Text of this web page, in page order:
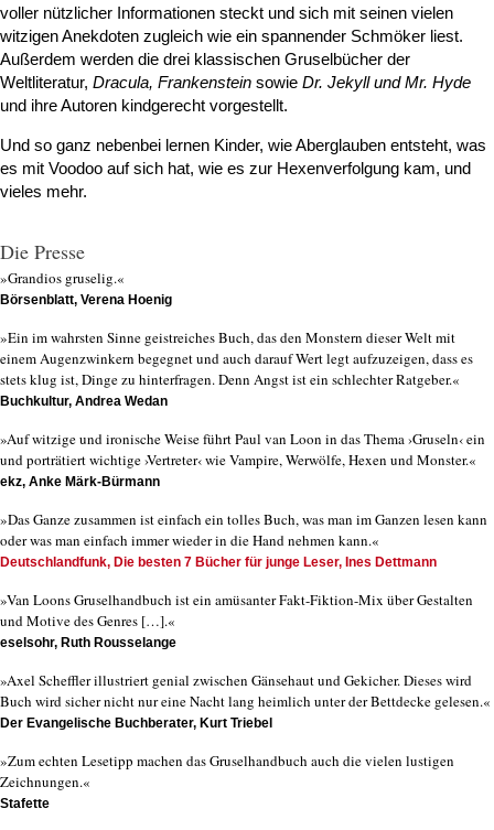
voller nützlicher Informationen steckt und sich mit seinen vielen
witzigen Anekdoten zugleich wie ein spannender Schmöker liest.
Außerdem werden die drei klassischen Gruselbücher der
Weltliteratur, Dracula, Frankenstein sowie Dr. Jekyll und Mr. Hyde
und ihre Autoren kindgerecht vorgestellt.
Und so ganz nebenbei lernen Kinder, wie Aberglauben entsteht, was
es mit Voodoo auf sich hat, wie es zur Hexenverfolgung kam, und
vieles mehr.
Die Presse
»Grandios gruselig.«
Börsenblatt, Verena Hoenig
»Ein im wahrsten Sinne geistreiches Buch, das den Monstern dieser Welt mit
einem Augenzwinkern begegnet und auch darauf Wert legt aufzuzeigen, dass es
stets klug ist, Dinge zu hinterfragen. Denn Angst ist ein schlechter Ratgeber.«
Buchkultur, Andrea Wedan
»Auf witzige und ironische Weise führt Paul van Loon in das Thema ›Gruseln‹ ein
und porträtiert wichtige ›Vertreter‹ wie Vampire, Werwölfe, Hexen und Monster.«
ekz, Anke Märk-Bürmann
»Das Ganze zusammen ist einfach ein tolles Buch, was man im Ganzen lesen kann
oder was man einfach immer wieder in die Hand nehmen kann.«
Deutschlandfunk, Die besten 7 Bücher für junge Leser, Ines Dettmann
»Van Loons Gruselhandbuch ist ein amüsanter Fakt-Fiktion-Mix über Gestalten
und Motive des Genres […].«
eselsohr, Ruth Rousselange
»Axel Scheffler illustriert genial zwischen Gänsehaut und Gekicher. Dieses wird
Buch wird sicher nicht nur eine Nacht lang heimlich unter der Bettdecke gelesen.«
Der Evangelische Buchberater, Kurt Triebel
»Zum echten Lesetipp machen das Gruselhandbuch auch die vielen lustigen
Zeichnungen.«
Stafette